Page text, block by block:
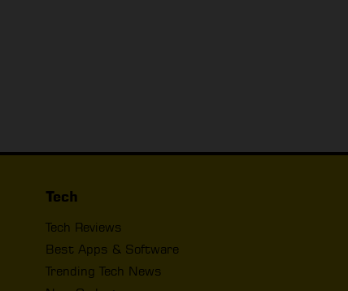
Tech
Tech Reviews
Best Apps & Software
Trending Tech News